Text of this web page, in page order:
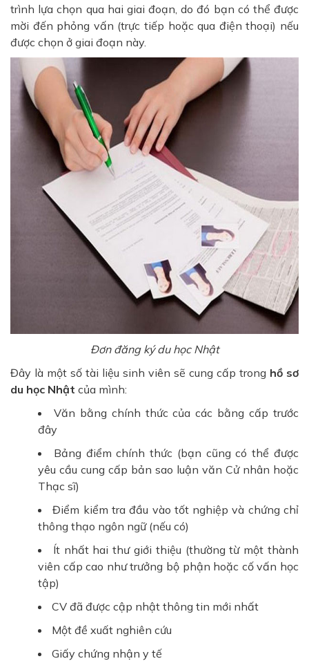
trình lựa chọn qua hai giai đoạn, do đó bạn có thể được
mời đến phỏng vấn (trực tiếp hoặc qua điện thoại) nếu
được chọn ở giai đoạn này.
Đơn đăng ký du học Nhật
Đây là một số tài liệu sinh viên sẽ cung cấp trong hồ sơ
du học Nhật của mình:
Văn bằng chính thức của các bằng cấp trước
đây
Bảng điểm chính thức (bạn cũng có thể được
yêu cầu cung cấp bản sao luận văn Cử nhân hoặc
Thạc sĩ)
Điểm kiểm tra đầu vào tốt nghiệp và chứng chỉ
thông thạo ngôn ngữ (nếu có)
Ít nhất hai thư giới thiệu (thường từ một thành
viên cấp cao như trưởng bộ phận hoặc cố vấn học
tập)
CV đã được cập nhật thông tin mới nhất
Một đề xuất nghiên cứu
Giấy chứng nhận y tế